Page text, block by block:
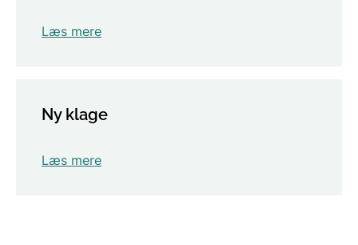
Læs mere
Ny klage
Læs mere